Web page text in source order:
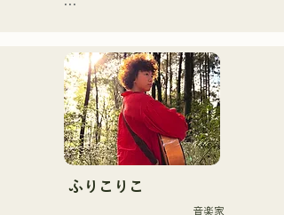
เดือนพฤศจิกายน 2023
แก่นแท้ของป๊อปร็อกถูก
ถ่ายทอดผ่านบทเพลงอันแสน
คิดถึง ขับร้องโดยนักร้องและ
มือกีตาร์ ยูมะ คามิยะ
ท่วงทำนองและเนื้อร้องที่บาง
ふりこりこ
音楽家